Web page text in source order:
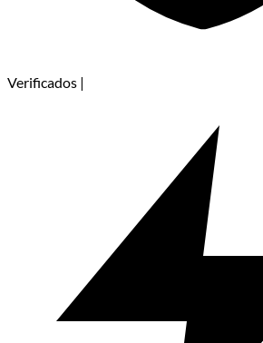
Verificados |